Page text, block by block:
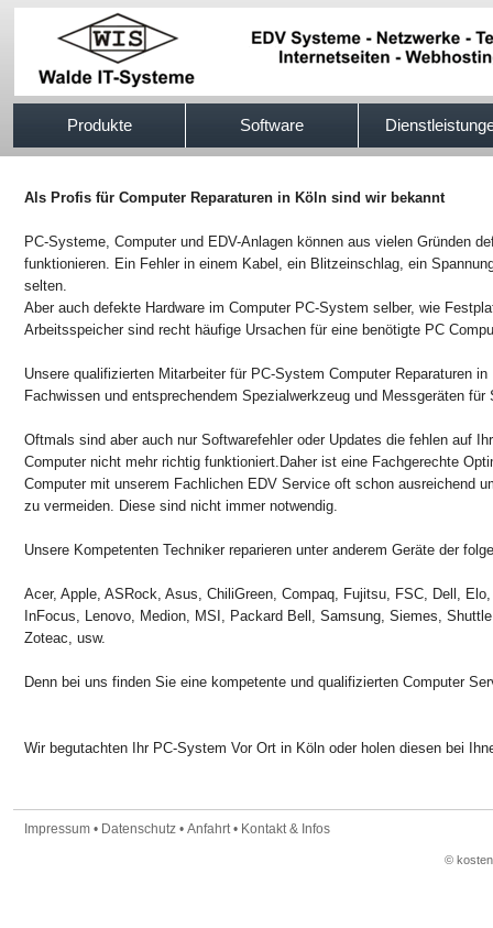
Produkte Software
Als Profis für Computer Reparaturen in Köln sind wir bekannt
PC-Systeme, Computer und EDV-Anlagen können aus vielen Gründen
funktionieren. Ein Fehler in einem Kabel, ein Blitzeinschlag, ein
selten.
Aber auch defekte Hardware im Computer PC-System selber, wie
Arbeitsspeicher sind recht häufige Ursachen für eine benötigte PC
Unsere qualifizierten Mitarbeiter für PC-System Computer Reparaturen
Fachwissen und entsprechendem Spezialwerkzeug und Messgeräten für
Oftmals sind aber auch nur Softwarefehler oder Updates die fehlen auf
Computer nicht mehr richtig funktioniert.Daher ist eine Fachgerechte
Computer mit unserem Fachlichen EDV Service oft schon ausreichend
zu vermeiden. Diese sind nicht immer notwendig.
Unsere Kompetenten Techniker reparieren unter anderem Geräte der
Acer, Apple, ASRock, Asus, ChiliGreen, Compaq, Fujitsu, FSC, Dell,
InFocus, Lenovo, Medion, MSI, Packard Bell, Samsung, Siemes,
Zoteac, usw.
Denn bei uns finden Sie eine kompetente und qualifizierten Computer
Wir begutachten Ihr PC-System Vor Ort in Köln oder holen diesen bei
Impressum • Datenschutz • Anfahrt• Kontakt & Infos
©